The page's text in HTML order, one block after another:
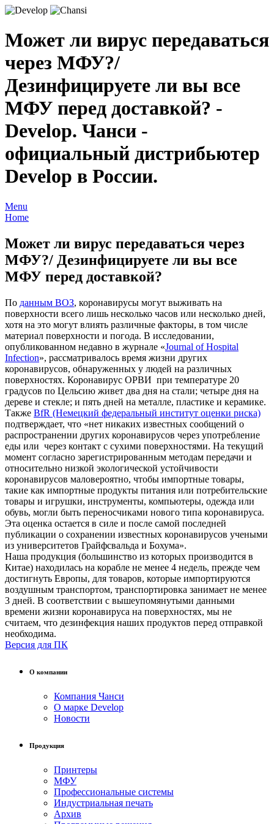
Может ли вирус передаваться
через МФУ?/
Дезинфицируете ли вы все
МФУ перед доставкой? -
Develop. Чанси -
официальный дистрибьютер
Develop в России.
Menu
Home
Может ли вирус передаваться через
МФУ?/ Дезинфицируете ли вы все
МФУ перед доставкой?
По данным ВОЗ, коронавирусы могут выживать на
поверхности всего лишь несколько часов или несколько дней,
хотя на это могут влиять различные факторы, в том числе
материал поверхности и погода. В исследовании,
опубликованном недавно в журнале «Journal of Hospital
Infection», рассматривалось время жизни других
коронавирусов, обнаруженных у людей на различных
поверхностях. Коронавирус ОРВИ при температуре 20
градусов по Цельсию живет два дня на стали; четыре дня на
дереве и стекле; и пять дней на металле, пластике и керамике.
Также BfR (Немецкий федеральный институт оценки риска)
подтверждает, что «нет никаких известных сообщений о
распространении других коронавирусов через употребление
еды или через контакт с сухими поверхностями. На текущий
момент согласно зарегистрированным методам передачи и
относительно низкой экологической устойчивости
коронавирусов маловероятно, чтобы импортные товары,
такие как импортные продукты питания или потребительские
товары и игрушки, инструменты, компьютеры, одежда или
обувь, могли быть переносчиками нового типа коронавируса.
Эта оценка остается в силе и после самой последней
публикации о сохранении известных коронавирусов учеными
из университетов Грайфсвальда и Бохума».
Наша продукция (большинство из которых производится в
Китае) находилась на корабле не менее 4 недель, прежде чем
достигнуть Европы, для товаров, которые импортируются
воздушным транспортом, транспортировка занимает не менее
3 дней. В соответствии с вышеупомянутыми данными
времени жизни коронавируса на поверхностях, мы не
считаем, что дезинфекция наших продуктов перед отправкой
необходима.
Версия для ПК
О компании
Компания Чанси
О марке Develop
Новости
Продукция
Принтеры
МФУ
Профессиональные системы
Индустриальная печать
Архив